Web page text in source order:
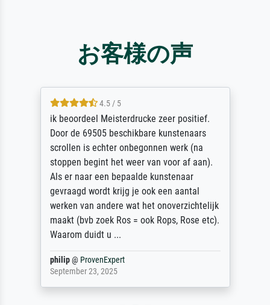
お客様の声
4.5 / 5
ik beoordeel Meisterdrucke zeer positief.
Door de 69505 beschikbare kunstenaars
scrollen is echter onbegonnen werk (na
stoppen begint het weer van voor af aan).
Als er naar een bepaalde kunstenaar
gevraagd wordt krijg je ook een aantal
werken van andere wat het onoverzichtelijk
maakt (bvb zoek Ros = ook Rops, Rose etc).
Waarom duidt u ...
philip@ ProvenExpert
September 23, 2025